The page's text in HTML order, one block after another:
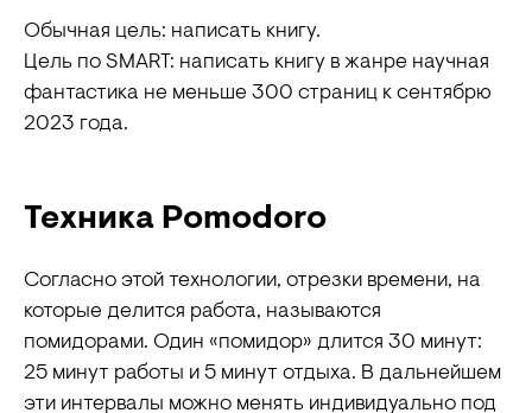
Обычная цель: написать книгу.
Цель по SMART: написать книгу в жанре научная
фантастика не меньше 300 страниц к сентябрю
2023 года.
Техника Pomodoro
Согласно этой технологии, отрезки времени, на
которые делится работа, называются
помидорами. Один «помидор» длится 30 минут:
25 минут работы и 5 минут отдыха. В дальнейшем
эти интервалы можно менять индивидуально под
История История
Обществознание
Литература
Русский язык
Математика
ОГЭ
ЕГЭ